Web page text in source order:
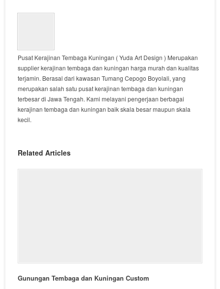
Pusat Kerajinan Tembaga Kuningan ( Yuda Art Design ) Merupakan
supplier kerajinan tembaga dan kuningan harga murah dan kualitas
terjamin. Berasal dari kawasan Tumang Cepogo Boyolali, yang
merupakan salah satu pusat kerajinan tembaga dan kuningan
terbesar di Jawa Tengah. Kami melayani pengerjaan berbagai
kerajinan tembaga dan kuningan baik skala besar maupun skala
kecil.
Related Articles
Gunungan Tembaga dan Kuningan Custom